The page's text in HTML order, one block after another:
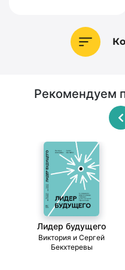
Рекомендуем
Лидер будущего
Виктория и Сергей
Бекхтеревы